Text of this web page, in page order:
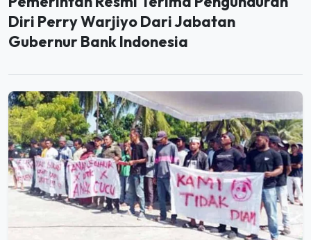
Diri Perry Warjiyo Dari Jabatan
Gubernur Bank Indonesia